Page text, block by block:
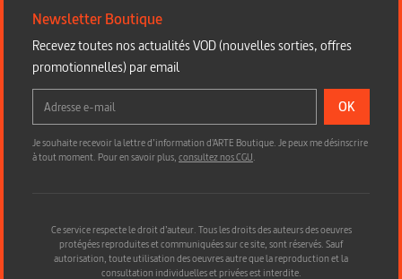
Newsletter Boutique
Recevez toutes nos actualités VOD (nouvelles sorties, offres
promotionnelles) par email
OK
Je souhaite recevoir la lettre d’information d'ARTE Boutique. Je peux me désinscrire
à tout moment. Pour en savoir plus,consultez nos CGU.
Ce service respecte le droit d’auteur. Tous les droits des auteurs des oeuvres
protégées reproduites et communiquées sur ce site, sont réservés. Sauf
autorisation, toute utilisation des oeuvres autre que la reproduction et la
consultation individuelles et privées est interdite.